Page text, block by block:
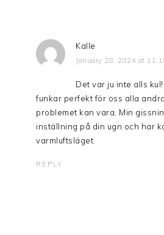
Kalle
January 28, 2024 at
Det var ju inte alls
funkar perfekt för oss alla
problemet kan vara. Min
inställning på din ugn och har
varmluftsläget.
REPLY